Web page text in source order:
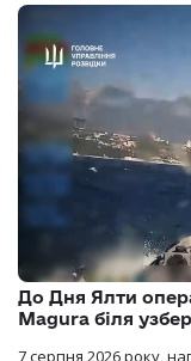
До Дня Ялти
Magura біля
7 серпня 2026 року,